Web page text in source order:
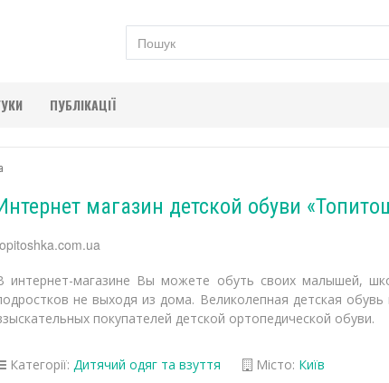
ПУБЛІКАЦІЇ
магазин детской обуви
интернет-магазине Вы можете обуть своих малышей,
не выходя из дома. Великолепная детская
покупателей детской ортопедической обуви.
Категорії: Дитячий одяг та взуття Місто: Київ